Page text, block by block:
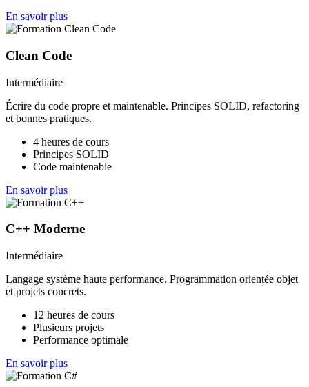
En savoir plus
Clean Code
Intermédiaire
Écrire du code propre et maintenable. Principes SOLID, refactoring
et bonnes pratiques.
4 heures de cours
Principes SOLID
Code maintenable
En savoir plus
C++ Moderne
Intermédiaire
Langage système haute performance. Programmation orientée objet
et projets concrets.
12 heures de cours
Plusieurs projets
Performance optimale
En savoir plus